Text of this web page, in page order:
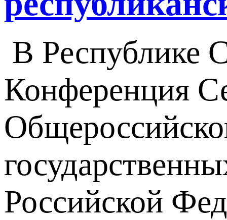
В Республике
Конференция
Российской